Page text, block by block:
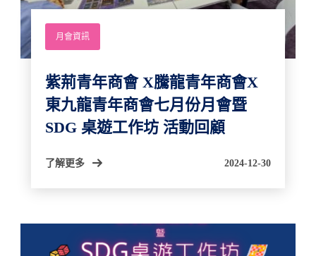
月會資訊
紫荊青年商會 X騰龍青年商會X
東九龍青年商會七月份月會暨
SDG 桌遊工作坊 活動回顧
了解更多 2024-12-30